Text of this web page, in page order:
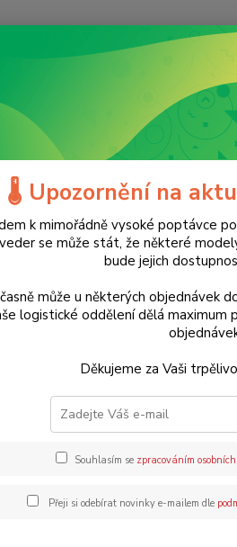
Elektrické nářadí Profesionální sekací
sekací
🌡️ Upozornění na
k mimořádně vysoké poptávce
se může stát, že některé
bude jejich
může u některých objednávek
logistické oddělení dělá maximum
Děkujeme za Vaši
Souhlasím se zpracováním
Přeji si odebírat novinky e-mailem dle